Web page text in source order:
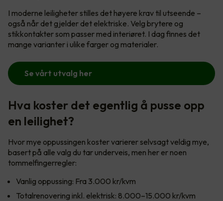
I moderne leiligheter stilles det høyere krav til utseende –
også når det gjelder det elektriske. Velg brytere og
stikkontakter som passer med interiøret. I dag finnes det
mange varianter i ulike farger og materialer.
Se vårt utvalg her
Hva koster det egentlig å pusse opp
en leilighet?
Hvor mye oppussingen koster varierer selvsagt veldig mye,
basert på alle valg du tar underveis, men her er noen
tommelfingerregler:
Vanlig oppussing: Fra 3.000 kr/kvm
Totalrenovering inkl. elektrisk: 8.000–15.000 kr/kvm